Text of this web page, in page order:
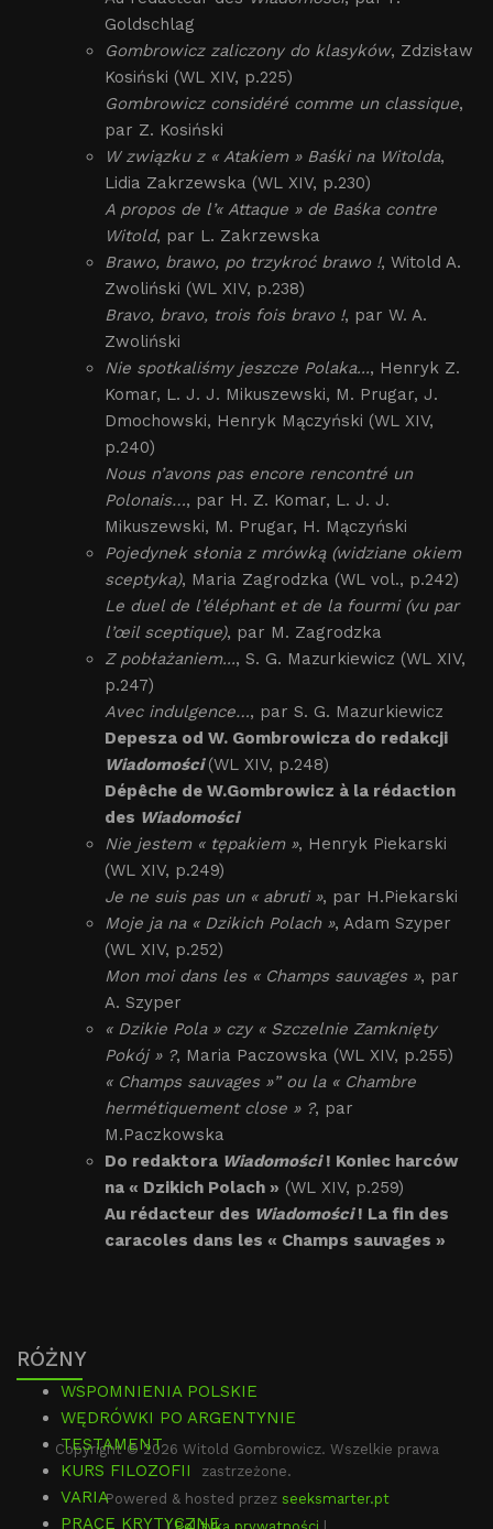
Goldschlag
Gombrowicz zaliczony do klasyków, Zdzisław
Kosiński (WL XIV, p.225)
Gombrowicz considéré comme un classique,
par Z. Kosiński
W związku z « Atakiem » Baśki na Witolda,
Lidia Zakrzewska (WL XIV, p.230)
A propos de l’« Attaque » de Baśka contre
Witold, par L. Zakrzewska
Brawo, brawo, po trzykroć brawo !, Witold A.
Zwoliński (WL XIV, p.238)
Bravo, bravo, trois fois bravo !, par W. A.
Zwoliński
Nie spotkaliśmy jeszcze Polaka..., Henryk Z.
Komar, L. J. J. Mikuszewski, M. Prugar, J.
Dmochowski, Henryk Mączyński (WL XIV,
p.240)
Nous n’avons pas encore rencontré un
Polonais…, par H. Z. Komar, L. J. J.
Mikuszewski, M. Prugar, H. Mączyński
Pojedynek słonia z mrówką (widziane okiem
sceptyka), Maria Zagrodzka (WL vol., p.242)
Le duel de l’éléphant et de la fourmi (vu par
l’œil sceptique), par M. Zagrodzka
Z pobłażaniem..., S. G. Mazurkiewicz (WL XIV,
p.247)
Avec indulgence…, par S. G. Mazurkiewicz
Depesza od W. Gombrowicza do redakcji
Wiadomości (WL XIV, p.248)
Dépêche de W.Gombrowicz à la rédaction
des Wiadomości
Nie jestem « tępakiem », Henryk Piekarski
(WL XIV, p.249)
Je ne suis pas un « abruti », par H.Piekarski
Moje ja na « Dzikich Polach », Adam Szyper
(WL XIV, p.252)
Mon moi dans les « Champs sauvages », par
A. Szyper
« Dzikie Pola » czy « Szczelnie Zamknięty
Pokój » ?, Maria Paczowska (WL XIV, p.255)
« Champs sauvages »” ou la « Chambre
hermétiquement close » ?, par
M.Paczkowska
Do redaktora Wiadomości! Koniec harców
na « Dzikich Polach » (WL XIV, p.259)
Au rédacteur des Wiadomości! La fin des
caracoles dans les « Champs sauvages »
RÓŻNY
WSPOMNIENIA POLSKIE
WĘDRÓWKI PO ARGENTYNIE
TESTAMENT
KURS FILOZOFII
VARIA
PRACE KRYTYCZNE
Copyright © 2026 Witold Gombrowicz. Wszelkie prawa
zastrzeżone.
Powered & hosted przez seeksmarter.pt